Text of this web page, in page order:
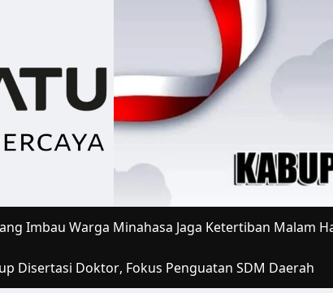
Imbau Warga Minahasa Jaga Ketertiban Malam
Disertasi Doktor, Fokus Penguatan SDM Daerah